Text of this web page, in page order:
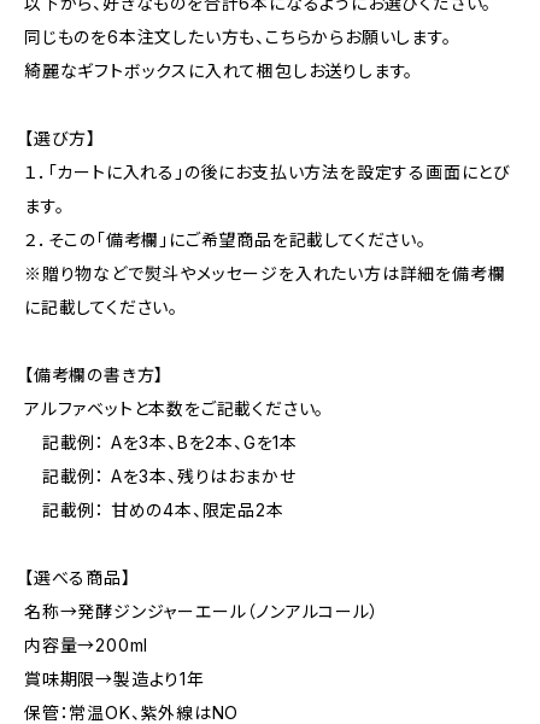
同じものを6本注文したい方も、こちらからお願いします。
綺麗なギフトボックスに入れて梱包しお送りします。
【選び方】
１．「カートに入れる」の後にお支払い方法を設定する画面にとび
ます。
２．そこの「備考欄」にご希望商品を記載してください。
※贈り物などで熨斗やメッセージを入れたい方は詳細を備考欄
に記載してください。
【備考欄の書き方】
アルファベットと本数をご記載ください。
記載例： Aを3本、Bを2本、Gを1本
記載例： Aを3本、残りはおまかせ
記載例： 甘めの4本、限定品2本
【選べる商品】
名称→発酵ジンジャーエール（ノンアルコール）
内容量→200ml
賞味期限→製造より1年
保管：常温OK、紫外線はNO